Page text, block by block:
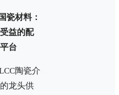
瓷材料：
益的配
台
陶瓷介
龙头供